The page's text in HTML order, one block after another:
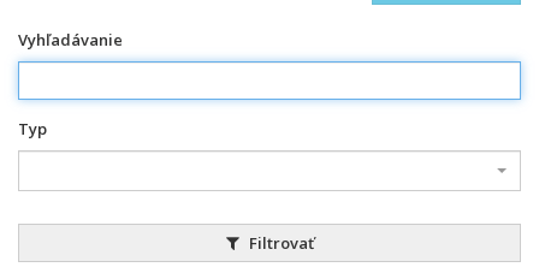
Vyhľadávanie
Typ
Filtrovať